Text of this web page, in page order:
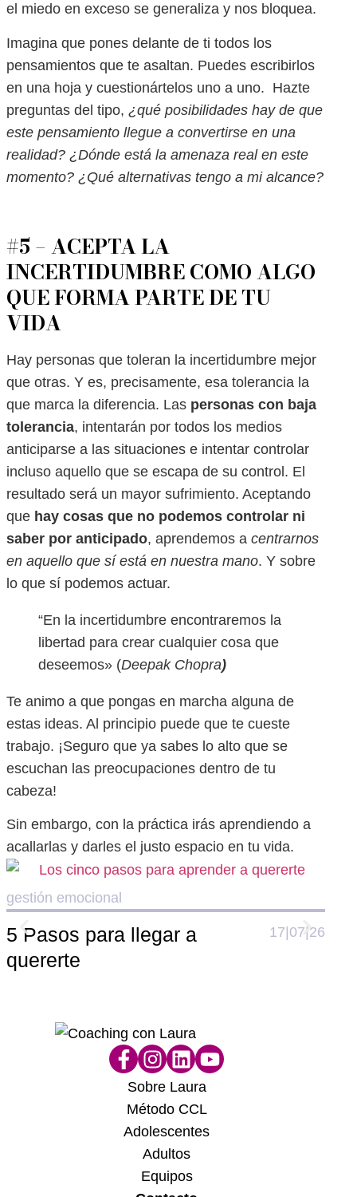
el miedo en exceso se generaliza y nos bloquea.
Imagina que pones delante de ti todos los
pensamientos que te asaltan. Puedes escribirlos
en una hoja y cuestionártelos uno a uno. Hazte
preguntas del tipo, ¿qué posibilidades hay de que
este pensamiento llegue a convertirse en una
realidad? ¿Dónde está la amenaza real en este
momento? ¿Qué alternativas tengo a mi alcance?
#5 – ACEPTA LA
INCERTIDUMBRE COMO ALGO
QUE FORMA PARTE DE TU
VIDA
Hay personas que toleran la incertidumbre mejor
que otras. Y es, precisamente, esa tolerancia la
que marca la diferencia. Las personas con baja
tolerancia, intentarán por todos los medios
anticiparse a las situaciones e intentar controlar
incluso aquello que se escapa de su control. El
resultado será un mayor sufrimiento. Aceptando
que hay cosas que no podemos controlar ni
saber por anticipado, aprendemos a centrarnos
en aquello que sí está en nuestra mano. Y sobre
lo que sí podemos actuar.
“En la incertidumbre encontraremos la
libertad para crear cualquier cosa que
deseemos» (Deepak Chopra)
Te animo a que pongas en marcha alguna de
estas ideas. Al principio puede que te cueste
trabajo. ¡Seguro que ya sabes lo alto que se
escuchan las preocupaciones dentro de tu
cabeza!
Sin embargo, con la práctica irás aprendiendo a
acallarlas y darles el justo espacio en tu vida.
gestión emocional
17|07|26
5 Pasos para llegar a
quererte
Sobre Laura
Método CCL
Adolescentes
Adultos
Equipos